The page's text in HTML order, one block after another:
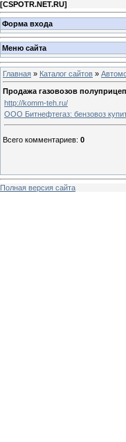
[CSPOTR.NET.RU]
Форма входа
Меню сайта
Главная » Каталог сайтов »
Продажа газовозов
http://komm-teh.ru/
ООО Битнефтегаз: бензовоз
Всего комментариев: 0
Полная версия сайта